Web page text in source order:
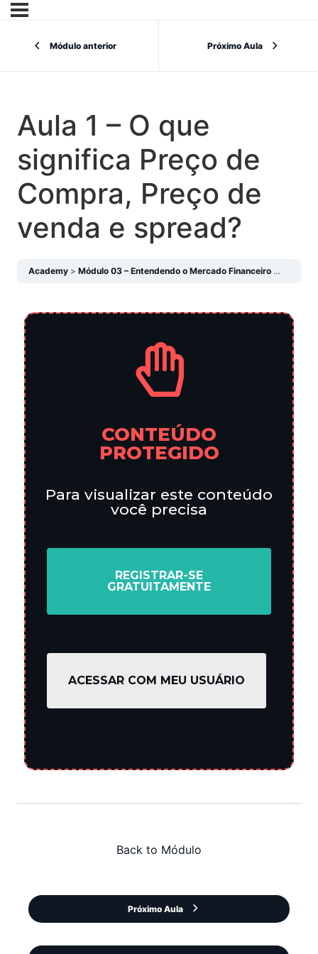
Módulo anterior Próximo Aula
Aula 1 – O que
significa Preço de
Compra, Preço de
venda e spread?
Academy Módulo 03 – Entendendo o Mercado Financeiro
CONTEÚDO
PROTEGIDO
Para visualizar este conteúdo
você precisa
REGISTRAR-SE
GRATUITAMENTE
ACESSAR COM MEU USUÁRIO
Back to Módulo
Próximo Aula